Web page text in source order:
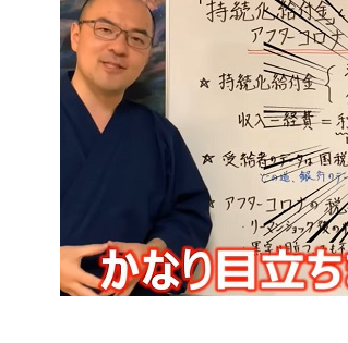
ャンプ」発行部数が初の100万部割れとか
れたの!?」あるX民が玄関ドアノブの修理を頼
会」ゲーム音楽批判から36年 ～因果な逆転
周年！ノクティスフィギュアなどが当たる記
だ言ってお金持ってんじゃん
キーがアジア人にケンカを売った結果ｗｗｗ